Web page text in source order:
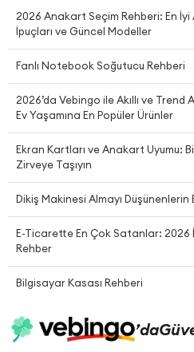
2026 Anakart Seçim Rehberi: En
İpuçları ve Güncel Modeller
Fanlı Notebook Soğutucu Rehberi
2026’da Vebingo ile Akıllı ve
Ev Yaşamına En Popüler Ürünler
Ekran Kartları ve Anakart Uyumu:
Zirveye Taşıyın
Dikiş Makinesi Almayı Düşünenlerin
E-Ticarette En Çok Satanlar: 2026
Rehber
Bilgisayar Kasası Rehberi
’da